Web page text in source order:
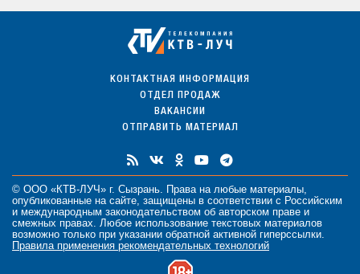
КОНТАКТНАЯ ИНФОРМАЦИЯ
ОТДЕЛ ПРОДАЖ
ВАКАНСИИ
ОТПРАВИТЬ МАТЕРИАЛ
© ООО «КТВ-ЛУЧ» г. Сызрань. Права на любые материалы,
опубликованные на сайте, защищены в соответствии с Российским
и международным законодательством об авторском праве и
смежных правах. Любое использование текстовых материалов
возможно только при указании обратной активной гиперссылки.
Правила применения рекомендательных технологий